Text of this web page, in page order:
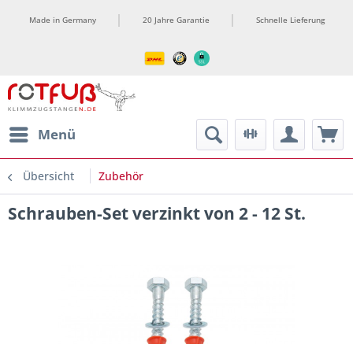
Made in Germany 20 Jahre Garantie Schnelle Lieferung
Menü
Übersicht Zubehör
Schrauben-Set verzinkt von 2 - 12 St.